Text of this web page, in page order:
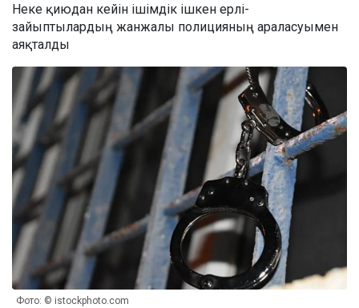
Неке қиюдан кейін ішімдік ішкен ерлі-
зайыптылардың жанжалы полицияның араласуымен
аяқталды
Фото: © istockphoto.com